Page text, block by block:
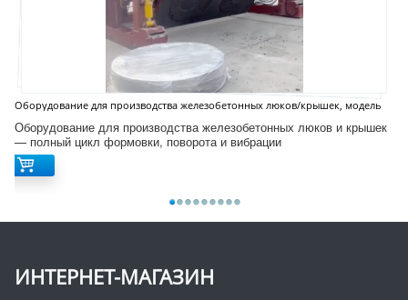
Оборудование для производства железобетонных люков/крышек, модель
Оборудование для производства железобетонных люков и крышек
— полный цикл формовки, поворота и вибрации
ИНТЕРНЕТ-МАГАЗИН